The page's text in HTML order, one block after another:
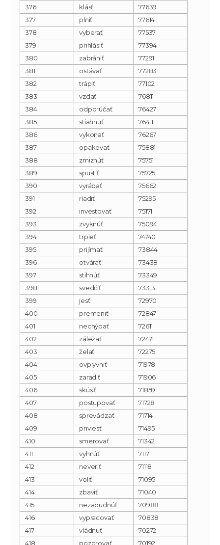
376
klásť
77639
377
plniť
77614
378
vyberať
77537
379
prihlásiť
77394
380
zabrániť
77291
381
ostávať
77283
382
trápiť
77102
383
vzdať
76811
384
odporúčať
76427
385
stiahnuť
76411
386
vykonať
76267
387
opakovať
75881
388
zmiznúť
75751
389
spustiť
75725
390
vyrábať
75662
391
riadiť
75295
392
investovať
75171
393
zvyknúť
75094
394
trpieť
74740
395
prijímať
73844
396
otvárať
73438
397
stihnúť
73349
398
svedčiť
73313
399
jesť
72970
400
premeniť
72847
401
nechýbať
72611
402
záležať
72471
403
želať
72275
404
ovplyvniť
71978
405
zaradiť
71906
406
skúsiť
71859
407
postupovať
71728
408
sprevádzať
71714
409
priviesť
71495
410
smerovať
71342
411
vyhnúť
71171
412
neveriť
71118
413
voliť
71095
414
zbaviť
71040
415
nezabudnúť
70988
416
vypracovať
70838
417
vládnuť
70272
418
pozorovať 70192